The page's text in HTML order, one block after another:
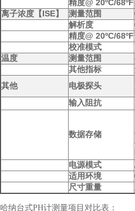
精度@ 20ºC/68ºF
离子浓度【ISE】 测量范围
解析度
精度@ 20ºC/68ºF
校准模式
温度 测量范围
其他指标
其他 电极探头
输入阻抗
数据存储
电源模式
适用环境
尺寸重量
哈纳台式PH计测量项目对比表：